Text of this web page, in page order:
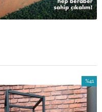
%41
İndirim